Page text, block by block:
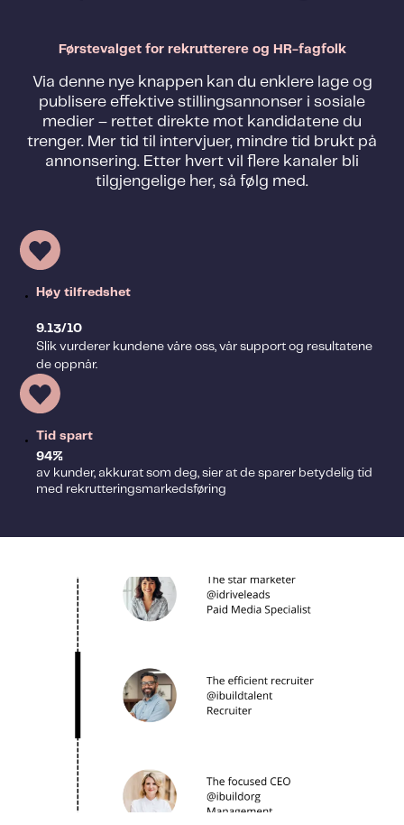
Førstevalget for rekrutterere og HR-fagfolk
Via denne nye knappen kan du enklere lage og
publisere effektive stillingsannonser i sosiale
medier – rettet direkte mot kandidatene du
trenger. Mer tid til intervjuer, mindre tid brukt på
annonsering. Etter hvert vil flere kanaler bli
tilgjengelige her, så følg med.
Høy tilfredshet
9.13/10
Slik vurderer kundene våre oss, vår support og resultatene
de oppnår.
Tid spart
94%
av kunder, akkurat som deg, sier at de sparer betydelig tid
med rekrutteringsmarkedsføring